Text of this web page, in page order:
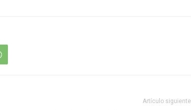
Artículo siguiente